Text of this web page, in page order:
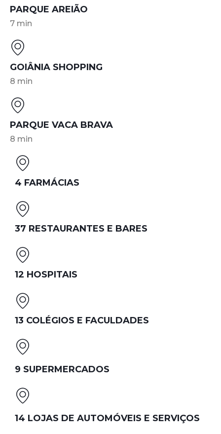
PARQUE AREIÃO
7 min
GOIÂNIA SHOPPING
8 min
PARQUE VACA BRAVA
8 min
4 FARMÁCIAS
37 RESTAURANTES E BARES
12 HOSPITAIS
13 COLÉGIOS E FACULDADES
9 SUPERMERCADOS
14 LOJAS DE AUTOMÓVEIS E SERVIÇOS